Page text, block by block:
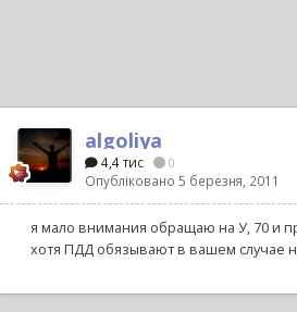
algoliya
4,4 тис 0
Опубліковано 5 березня, 2011
я мало внимания обращаю на У, 70 и
хотя ПДД обязывают в вашем случае